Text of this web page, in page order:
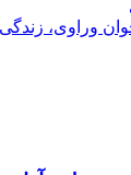
وراوی،